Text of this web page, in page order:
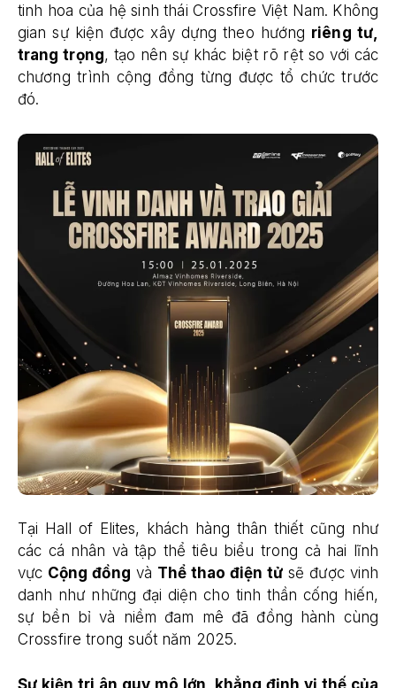
tinh hoa của hệ sinh thái Crossfire Việt Nam. Không
gian sự kiện được xây dựng theo hướng riêng tư,
trang trọng, tạo nên sự khác biệt rõ rệt so với các
chương trình cộng đồng từng được tổ chức trước
đó.
Tại Hall of Elites, khách hàng thân thiết cũng như
các cá nhân và tập thể tiêu biểu trong cả hai lĩnh
vực Cộng đồng và Thể thao điện tử sẽ được vinh
danh như những đại diện cho tinh thần cống hiến,
sự bền bỉ và niềm đam mê đã đồng hành cùng
Crossfire trong suốt năm 2025.
Sự kiện tri ân quy mô lớn, khẳng định vị thế của